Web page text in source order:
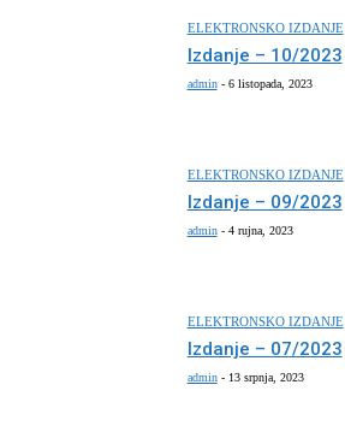
ELEKTRONSKO IZDANJE
Izdanje – 10/2023
admin - 6 listopada, 2023
ELEKTRONSKO IZDANJE
Izdanje – 09/2023
admin - 4 rujna, 2023
ELEKTRONSKO IZDANJE
Izdanje – 07/2023
admin - 13 srpnja, 2023